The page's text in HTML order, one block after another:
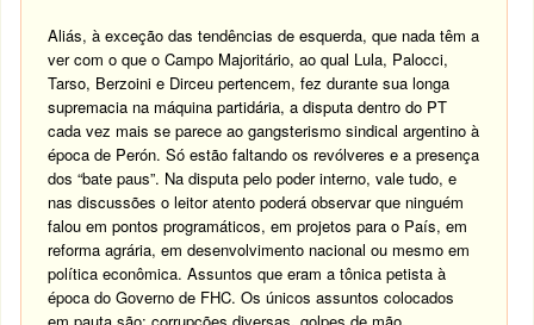
Aliás, à exceção das tendências de esquerda, que nada têm a
ver com o que o Campo Majoritário, ao qual Lula, Palocci,
Tarso, Berzoini e Dirceu pertencem, fez durante sua longa
supremacia na máquina partidária, a disputa dentro do PT
cada vez mais se parece ao gangsterismo sindical argentino à
época de Perón. Só estão faltando os revólveres e a presença
dos “bate paus”. Na disputa pelo poder interno, vale tudo, e
nas discussões o leitor atento poderá observar que ninguém
falou em pontos programáticos, em projetos para o País, em
reforma agrária, em desenvolvimento nacional ou mesmo em
política econômica. Assuntos que eram a tônica petista à
época do Governo de FHC. Os únicos assuntos colocados